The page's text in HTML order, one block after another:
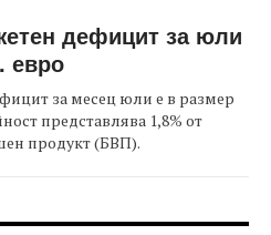
дефицит за юли
евро
за месец юли е в размер
представлява 1,8% от
продукт (БВП).